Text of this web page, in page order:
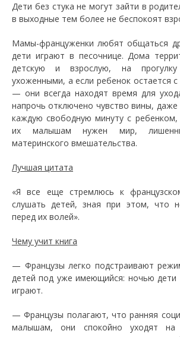
Дети без стука не могут зайти в
в выходные тем более не беспокоят
Мамы-француженки любят общаться
дети играют в песочнице. Дома
детскую и взрослую, на
ухоженными, а если ребенок остается
— они всегда находят время для
напрочь отключено чувство вины, даже
каждую свободную минуту с
их малышам нужен мир,
материнского вмешательства.
Лучшая цитата
«Я все еще стремлюсь к
слушать детей, зная при этом, что
перед их волей».
Чему учит книга
— Французы легко подстраивают
детей под уже имеющийся: ночью дети
играют.
— Французы полагают, что ранняя
малышам, они спокойно уходят